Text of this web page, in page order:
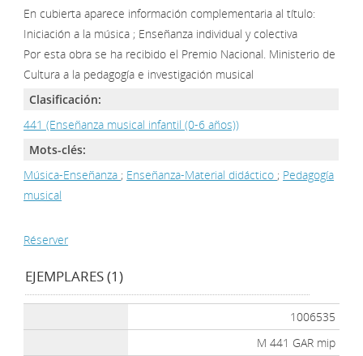
En cubierta aparece información complementaria al título:
Iniciación a la música ; Enseñanza individual y colectiva
Por esta obra se ha recibido el Premio Nacional. Ministerio de
Cultura a la pedagogía e investigación musical
Clasificación:
441 (Enseñanza musical infantil (0-6 años))
Mots-clés:
Música-Enseñanza ; Enseñanza-Material didáctico ; Pedagogía
musical
Réserver
EJEMPLARES (1)
1006535
M 441 GAR mip